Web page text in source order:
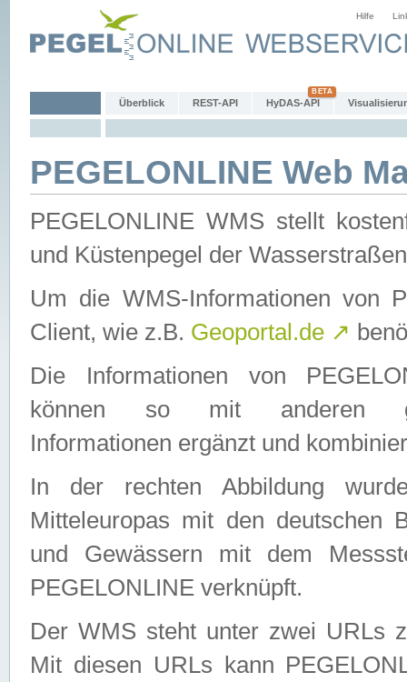
Hilfe
Überblick REST-API HyDAS-API
PEGELONLINE Web
PEGELONLINE WMS stellt
und Küstenpegel der
Um die WMS-Informationen von
Client, wie z.B. Geoportal.de ↗
Die Informationen von
können so mit anderen
Informationen ergänzt und
In der rechten Abbildung
Mitteleuropas mit den deutschen
und Gewässern mit dem
PEGELONLINE verknüpft.
Der WMS steht unter zwei URLs
Mit diesen URLs kann